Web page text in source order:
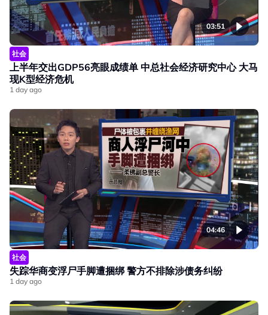
03:51
社会
上半年交出GDP56亮眼成绩单 中总社会经济研究中心 大马
现K型经济危机
1 day ago
04:46
社会
失踪华商变浮尸手脚遭捆绑 警方不排除涉债务纠纷
1 day ago